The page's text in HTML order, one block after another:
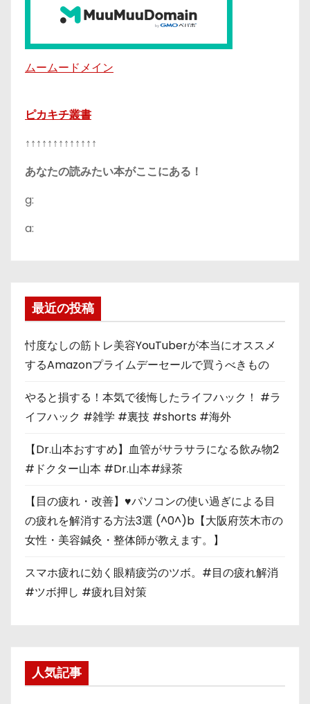
ムームードメイン
ピカキチ叢書
↑↑↑↑↑↑↑↑↑↑↑↑↑
あなたの読みたい本がここにある！
g:
a:
最近の投稿
忖度なしの筋トレ美容YouTuberが本当にオススメ
するAmazonプライムデーセールで買うべきもの
やると損する！本気で後悔したライフハック！ #ラ
イフハック #雑学 #裏技 #shorts #海外
【Dr.山本おすすめ】血管がサラサラになる飲み物2
#ドクター山本 #Dr.山本#緑茶
【目の疲れ・改善】♥パソコンの使い過ぎによる目
の疲れを解消する方法3選 (^0^)b【大阪府茨木市の
女性・美容鍼灸・整体師が教えます。】
スマホ疲れに効く眼精疲労のツボ。#目の疲れ解消
#ツボ押し #疲れ目対策
人気記事